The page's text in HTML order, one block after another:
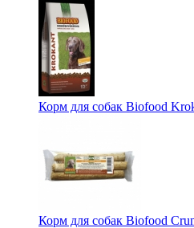
Корм для собак Biofood
Корм для собак Biofood